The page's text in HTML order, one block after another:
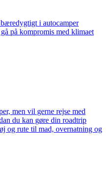
i autocamper
på kompromis med klimaet
men vil gerne rejse med
du kan gøre din roadtrip
og rute til mad, overnatning og